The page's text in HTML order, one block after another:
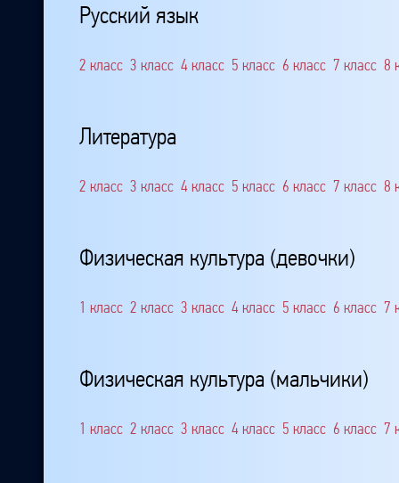
Русский язык
2 класс 3 класс 4 класс 5 класс 6 класс 7 класс 8
Литература
2 класс 3 класс 4 класс 5 класс 6 класс 7 класс 8
Физическая культура (девочки)
1 класс 2 класс 3 класс 4 класс 5 класс 6 класс 7
Физическая культура (мальчики)
1 класс 2 класс 3 класс 4 класс 5 класс 6 класс 7